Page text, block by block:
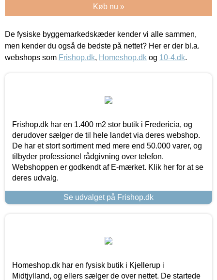
Køb nu »
De fysiske byggemarkedskæder kender vi alle sammen,
men kender du også de bedste på nettet? Her er der bl.a.
webshops som Frishop.dk, Homeshop.dk og 10-4.dk.
Frishop.dk har en 1.400 m2 stor butik i Fredericia, og
derudover sælger de til hele landet via deres webshop.
De har et stort sortiment med mere end 50.000 varer, og
tilbyder professionel rådgivning over telefon.
Webshoppen er godkendt af E-mærket. Klik her for at se
deres udvalg.
Se udvalget på Frishop.dk
Homeshop.dk har en fysisk butik i Kjellerup i
Midtjylland, og ellers sælger de over nettet. De startede